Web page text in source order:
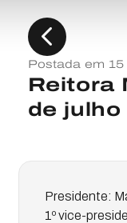
chevron_left
Postada em
Reitora
de julho
Presidente:
1º vice-